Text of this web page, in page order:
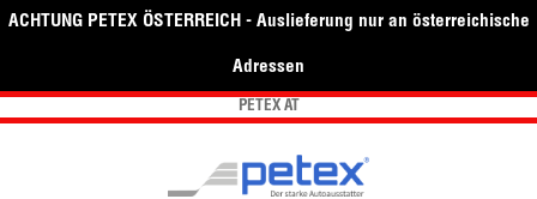
ACHTUNG PETEX ÖSTERREICH - Auslieferung nur an österreichische
Adressen
PETEX AT